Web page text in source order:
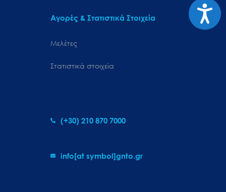
Αγορές & Στατιστικά Στοιχεία
Μελέτες
Στατιστικά στοιχεία
(+30) 210 870 7000
info[at symbol]gnto.gr